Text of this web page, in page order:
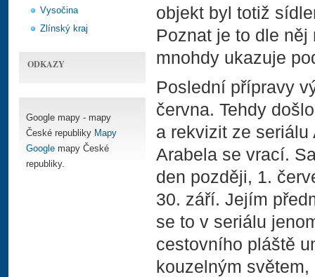
Vysočina
Zlínský kraj
ODKAZY
Google mapy - mapy
České republiky Mapy
Google mapy České
republiky.
objekt byl totiž
Poznat je to dle
mnohdy ukazuje
Poslední přípravy
června. Tehdy
a rekvizit ze
Arabela se vrací.
den později, 1.
30. září. Jejím
se to v seriálu
cestovního pláště
kouzelným